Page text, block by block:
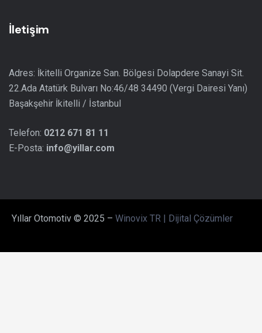
İletişim
Adres: İkitelli Organize San. Bölgesi Dolapdere Sanayi Sit.
22.Ada Atatürk Bulvarı No:46/48 34490 (Vergi Dairesi Yanı)
Başakşehir İkitelli / İstanbul
Telefon: 0212 671 81 11
E-Posta: info@yillar.com
Yıllar Otomotiv © 2025 – Winovix TR | Dijital Çözümler